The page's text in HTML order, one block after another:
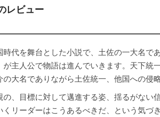
レビュー
時代を舞台とした小説で、土佐の一大名で
が主人公で物語は進んでいきます。天下統
の大名でありながら土佐統一、他国への侵
の、目標に対して邁進する姿、揺るがない
くリーダーはこうあるべきだ、という気づ